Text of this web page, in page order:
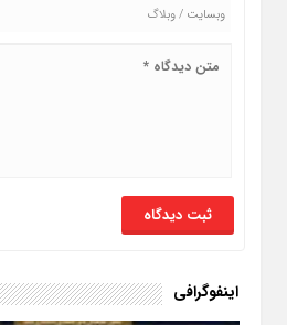
اینفوگرافی